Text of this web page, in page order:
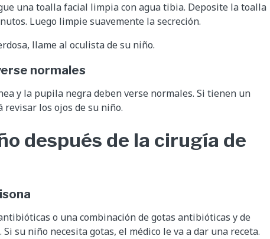
una toalla facial limpia con agua tibia. Deposite la toalla
Luego limpie suavemente la secreción.
llame al oculista de su niño.
normales
y la pupila negra deben verse normales. Si tienen un
los ojos de su niño.
después de la cirugía de
o una combinación de gotas antibióticas y de
su niño necesita gotas, el médico le va a dar una receta.